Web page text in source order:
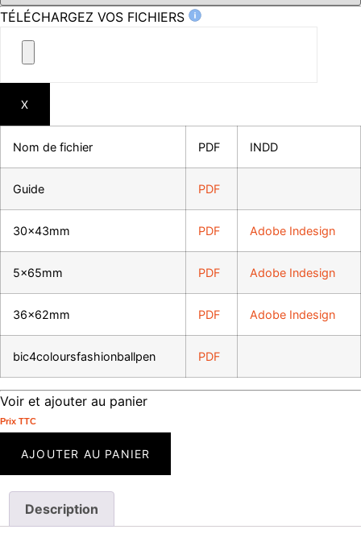
TÉLÉCHARGEZ VOS FICHIERS
X
Nom de fichier PDF INDD
Guide PDF
30x43mm PDF Adobe Indesign
5x65mm PDF Adobe Indesign
36x62mm PDF Adobe Indesign
bic4coloursfashionballpen PDF
Voir et ajouter au panier
Prix ​​TTC
AJOUTER AU PANIER
Description